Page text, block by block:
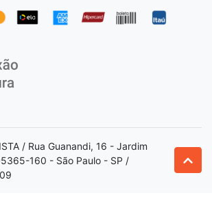
/ Rua Guanandi, 16 - Jardim
160 - São Paulo - SP /